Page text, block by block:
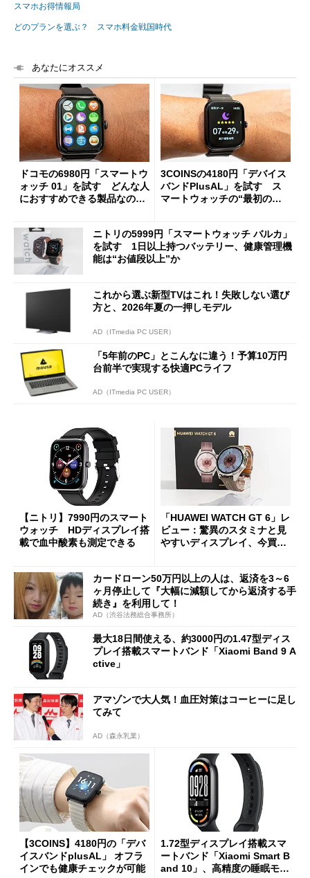
スマホお得情報局
どのプランを選ぶ？ スマホ料金戦国時代
あなたにオススメ
ドコモの6980円「スマートウ
ォッチ 01」を試す どんな人
におすすめできる製品なの
3COINSの4180円「デバイス
バンドPlusAL」を試す ス
マートウォッチの“最初の一
ニトリの5999円「スマートウォッチ バルカ」
を試す 1日以上持つバッテリー、健康管理機
能は“お値段以上”か
これから選ぶ新型TVはこれ！失敗しない選び
方と、2026年夏の一押しモデル
AD（ITmedia PC USER）
「5年前のPC」とこんなに違う！予算10万円
台前半で実現する快適PCライフ
AD（ITmedia PC USER）
【ニトリ】7990円のスマート
ウォッチ HDディスプレイ搭
載で血中酸素も測定できる
「HUAWEI WATCH GT 6」レ
ビュー：驚異のスタミナと見
やすいディスプレイ、今買う
カードローン50万円以上の人は、返済を3～6
ヶ月停止して『大幅に減額してから返済する手
続き』を利用して！
AD（渋谷法務総合事務所）
最大18日間使える、約3000円の1.47型ディス
プレイ搭載スマートバンド「Xiaomi Band 9 A
ctive」
アマゾンで大人気！血圧対策はコーヒーに足し
てみて
AD（森永乳業）
【3COINS】4180円の「デバ
イスバンドplusAL」 オフラ
インでも健康チェックが可能
1.72型ディスプレイ搭載スマ
ートバンド「Xiaomi Smart B
and 10」、高精度の睡眠モニ